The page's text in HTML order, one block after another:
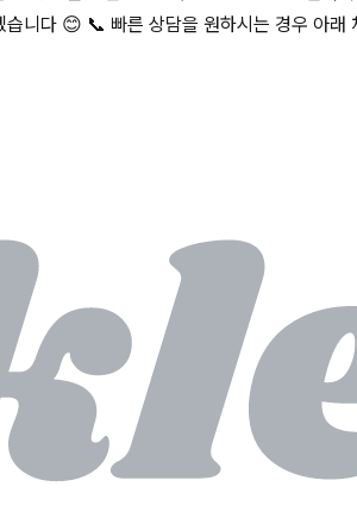
니다 😊 📞 빠른 상담을 원하시는 경우 아